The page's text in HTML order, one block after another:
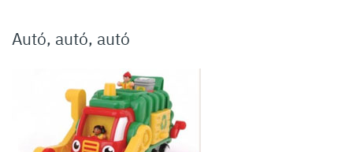
Autó, autó, autó